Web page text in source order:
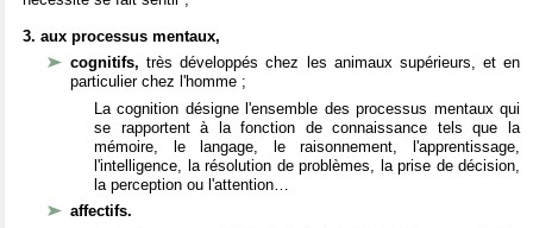
3. aux processus mentaux,
cognitifs,très développés chez les animaux supérieurs, et en
particulier chez l'homme ;
La cognition désigne l'ensemble des processus mentaux qui
se rapportent à la fonction de connaissance tels que la
mémoire, le langage, le raisonnement, l'apprentissage,
l'intelligence, la résolution de problèmes, la prise de décision,
la perception ou l'attention…
affectifs.